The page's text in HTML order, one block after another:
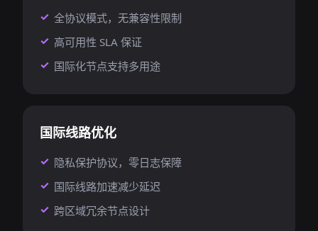
全协议模式，无兼容性限制
高可用性 SLA 保证
国际化节点支持多用途
国际线路优化
隐私保护协议，零日志保障
国际线路加速减少延迟
跨区域冗余节点设计